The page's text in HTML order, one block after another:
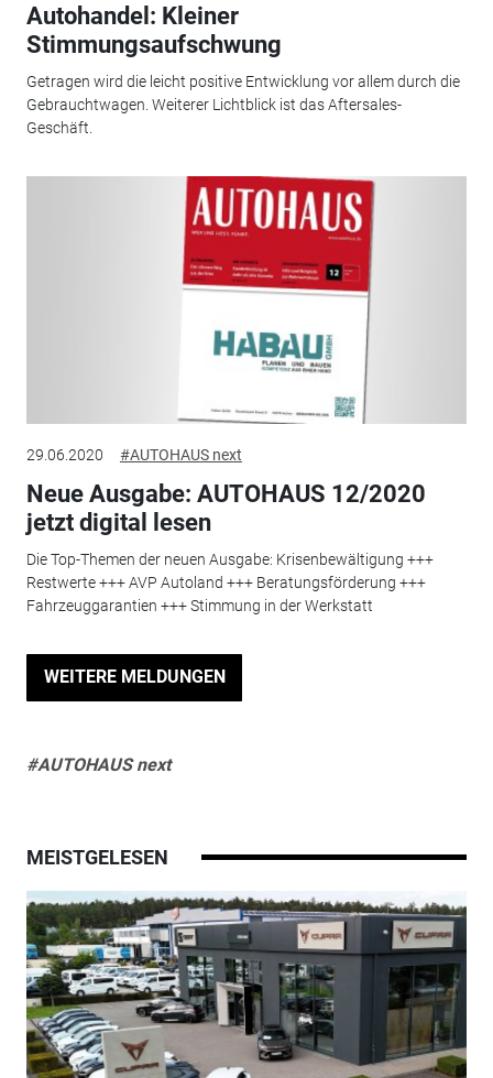
Autohandel: Kleiner
Stimmungsaufschwung
Getragen wird die leicht positive Entwicklung vor allem durch die
Gebrauchtwagen. Weiterer Lichtblick ist das Aftersales-
Geschäft.
29.06.2020 #AUTOHAUS next
Neue Ausgabe: AUTOHAUS 12/2020
jetzt digital lesen
Die Top-Themen der neuen Ausgabe: Krisenbewältigung +++
Restwerte +++ AVP Autoland +++ Beratungsförderung +++
Fahrzeuggarantien +++ Stimmung in der Werkstatt
WEITERE MELDUNGEN
#AUTOHAUS next
MEISTGELESEN